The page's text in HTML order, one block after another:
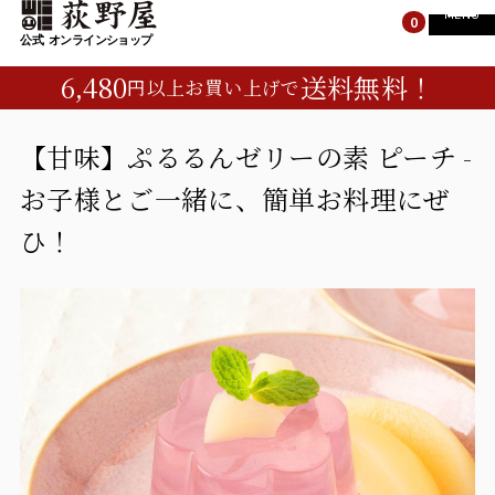
6,480円以上お買い上げで送料無料！
TOP
すべての商品
峠の釜めし
峠のそば・カレー
お菓子・ご飯のお供
0 MENU
TOP
すべての商品
荻野屋のギフト
峠のそば・カレー
お菓子・ご飯のお供
【甘味】ぷるるんゼリーの素 ピーチ -
お子様とご一緒に、簡単お料理にぜ
ひ！